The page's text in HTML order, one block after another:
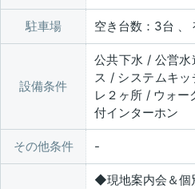
駐車場 空き台数：3台 、
設備条件
公共下水 / 公営
ス / システムキ
レ２ヶ所 / ウォー
付インターホン
その他条件
◆現地案内会＆